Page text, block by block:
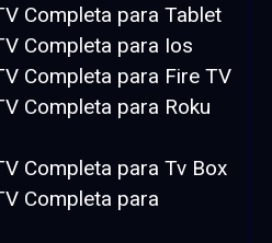
Completa para Tablet
Completa para Ios
Completa para Fire TV
Completa para Roku
Completa para Tv Box
Completa para